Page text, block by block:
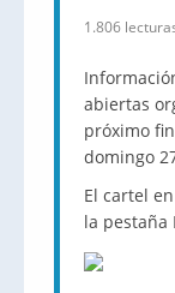
1.806
abiertas
próximo
domingo
El cartel
la pestaña